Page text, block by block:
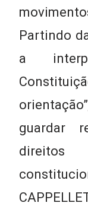
Partindo
a
guardar